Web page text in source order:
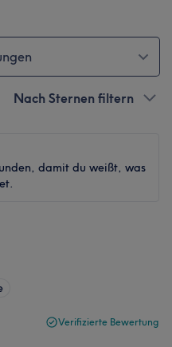
Nach Sternen filtern
damit du weißt, was
Verifizierte Bewertung